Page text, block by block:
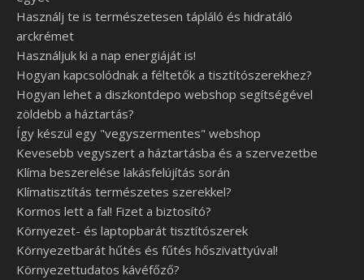
Használj te is természetesen tápláló és hidratáló
arckrémet
Használjuk ki a nap energiáját is!
Hogyan kapcsolódnak a féltetők a tisztítószerekhez?
Hogyan lehet a diszkontdepo webshop segítségével
zöldebb a háztartás?
Így készül egy "vegyszermentes" webshop
Kevesebb vegyszert a háztartásba és a szervezetbe
Klíma beszerelése lakásfelújítás során
Klímatisztítás természetes szerekkel?
Kormos lett a fal! Fizet a biztosító?
Környezet- és laptopbarát tisztítószerek
Környezetbarát hűtés és fűtés hőszivattyúval!
Környezettudatos kávéfőző?